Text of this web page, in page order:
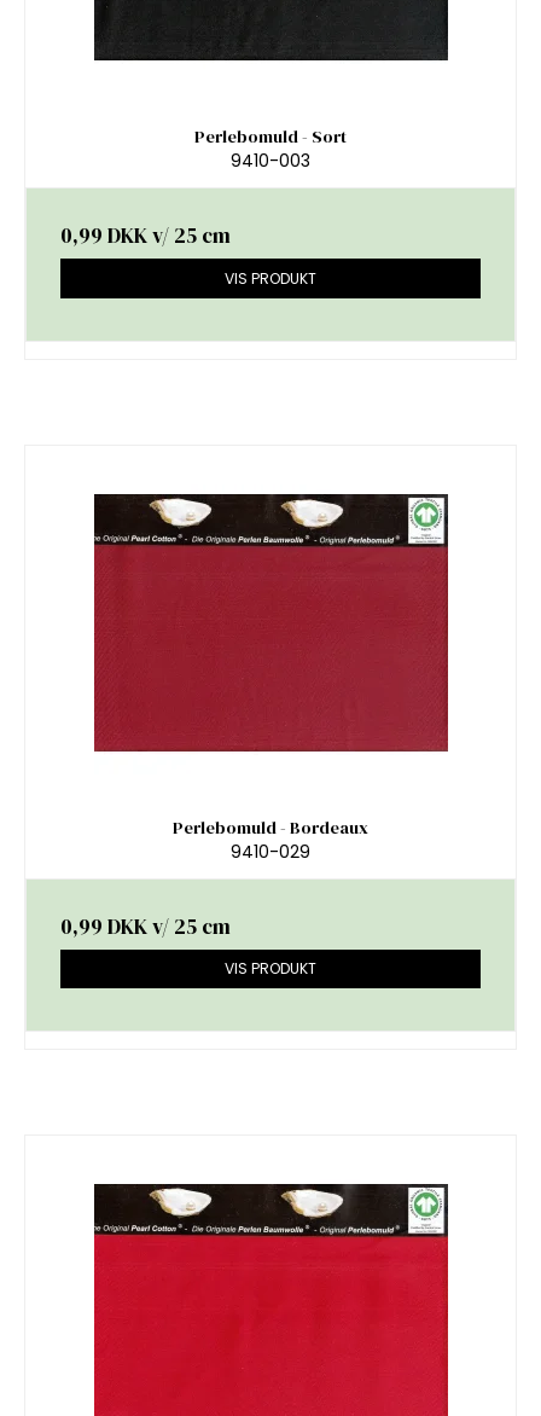
Perlebomuld - Sort
9410-003
0,99 DKKv/ 25 cm
VIS PRODUKT
Perlebomuld - Bordeaux
9410-029
0,99 DKKv/ 25 cm
VIS PRODUKT